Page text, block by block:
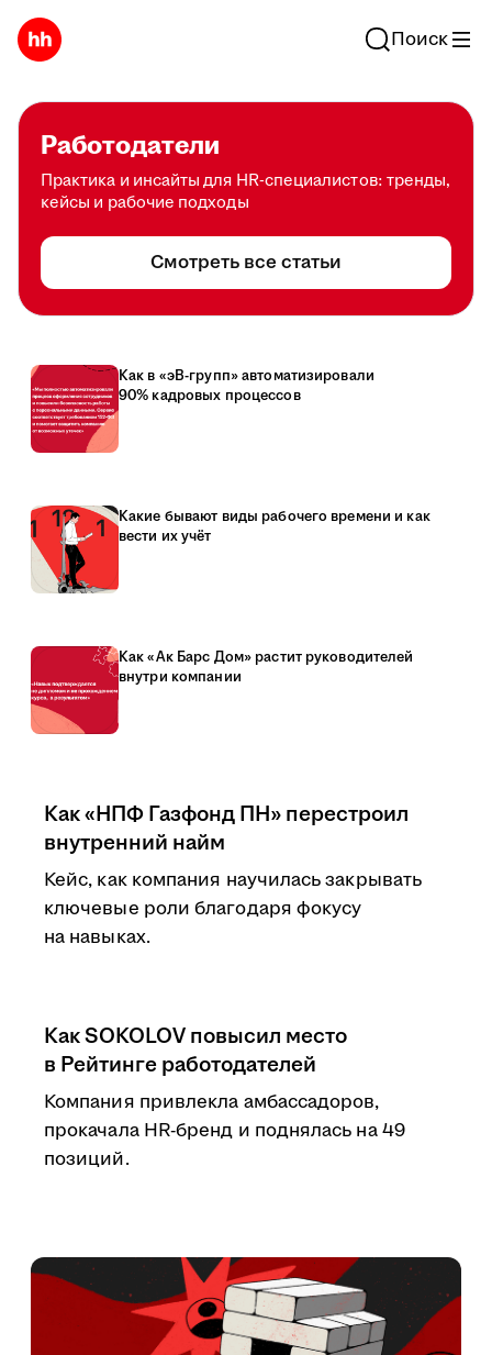
Поиск
Работодатели
Практика и инсайты для HR-специалистов: тренды,
кейсы и рабочие подходы
Смотреть все статьи
Как в «эВ-групп» автоматизировали
90% кадровых процессов
Какие бывают виды рабочего времени и как
вести их учёт
Как «Ак Барс Дом» растит руководителей
внутри компании
Как «НПФ Газфонд ПН» перестроил
внутренний найм
Кейс, как компания научилась закрывать
ключевые роли благодаря фокусу
на навыках.
Как SOKOLOV повысил место
в Рейтинге работодателей
Компания привлекла амбассадоров,
прокачала HR-бренд и поднялась на 49
позиций.